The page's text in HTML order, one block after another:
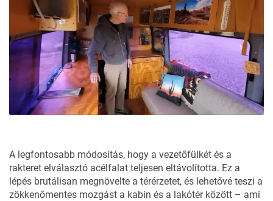
A legfontosabb módosítás, hogy a vezetőfülkét és a
rakteret elválasztó acélfalat teljesen eltávolította. Ez a
lépés brutálisan megnövelte a térérzetet, és lehetővé teszi a
zökkenőmentes mozgást a kabin és a lakótér között – ami